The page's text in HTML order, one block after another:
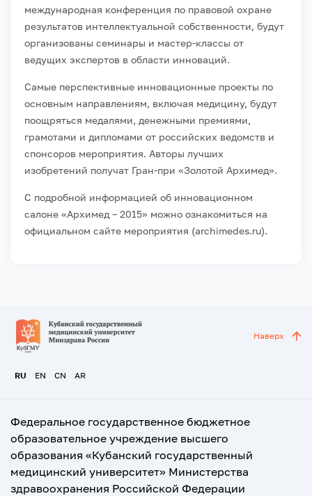
международная конференция по правовой охране
результатов интеллектуальной собственности, будут
организованы семинары и мастер-классы от
ведущих экспертов в области инноваций.
Самые перспективные инновационные проекты по
основным направлениям, включая медицину, будут
поощряться медалями, денежными премиями,
грамотами и дипломами от российских ведомств и
спонсоров мероприятия. Авторы лучших
изобретений получат Гран-при «Золотой Архимед».
С подробной информацией об инновационном
салоне «Архимед – 2015» можно ознакомиться на
официальном сайте мероприятия (archimedes.ru).
RU EN CN AR
Наверх
Федеральное государственное бюджетное
образовательное учреждение высшего
образования «Кубанский государственный
медицинский университет» Министерства
здравоохранения Российской Федерации